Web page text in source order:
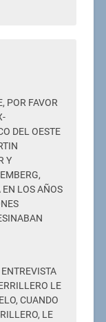
POR FAVOR
DEL OESTE
Y
LOS AÑOS
LE
CUANDO
LE